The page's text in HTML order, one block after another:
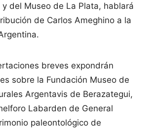
y del Museo de La Plata, hablará
de Carlos Ameghino a la
breves expondrán
sobre la Fundación Museo de
Argentavis de Berazategui,
Labarden de General
paleontológico de